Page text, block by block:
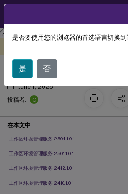
工作区环境管理 Workspace
先前版本中的已知问题
June 1, 2025
投稿者:
C
在本文中
工作区环境管理服务 2504.1.0.1
工作区环境管理服务 2501.1.0.1
工作区环境管理服务 2412.1.0.1
工作区环境管理服务 2410.1.0.1
是否要使用您的浏览器的首选语言切换到
是 否